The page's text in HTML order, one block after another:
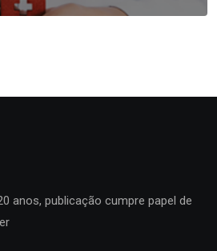
anos, publicação cumpre papel de